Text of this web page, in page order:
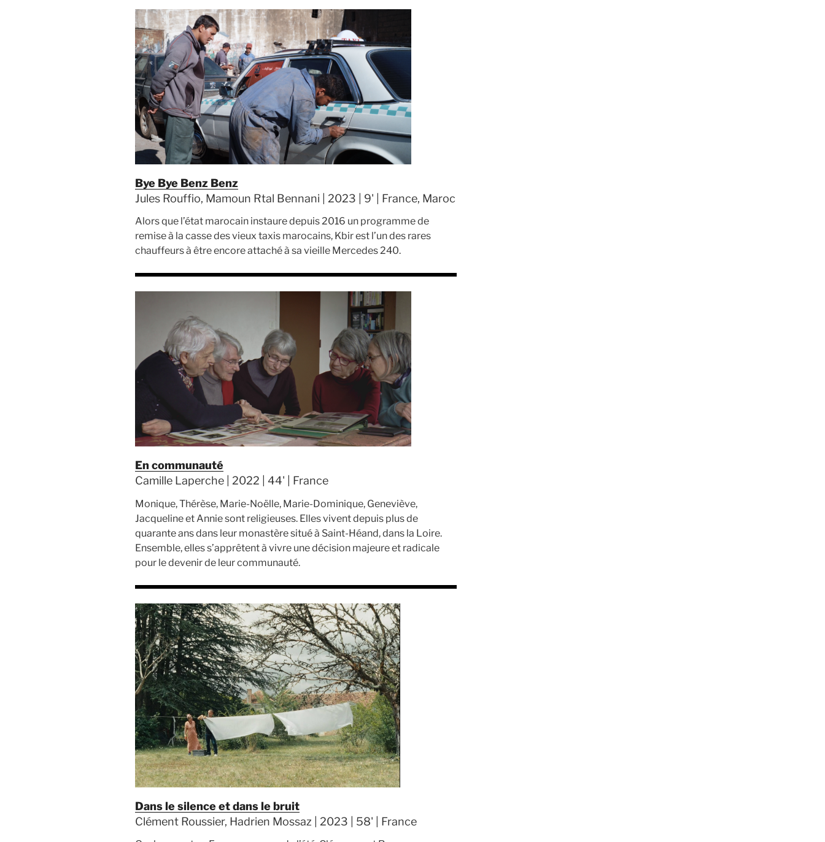
Bye Bye Benz Benz
Jules Rouffio, Mamoun Rtal Bennani | 2023 | 9' | France, Maroc
Alors que l’état marocain instaure depuis 2016 un programme de
remise à la casse des vieux taxis marocains, Kbir est l’un des rares
chauffeurs à être encore attaché à sa vieille Mercedes 240.
En communauté
Camille Laperche | 2022 | 44' | France
Monique, Thérèse, Marie-Noëlle, Marie-Dominique, Geneviève,
Jacqueline et Annie sont religieuses. Elles vivent depuis plus de
quarante ans dans leur monastère situé à Saint-Héand, dans la Loire.
Ensemble, elles s’apprêtent à vivre une décision majeure et radicale
pour le devenir de leur communauté.
Dans le silence et dans le bruit
Clément Roussier, Hadrien Mossaz | 2023 | 58' | France